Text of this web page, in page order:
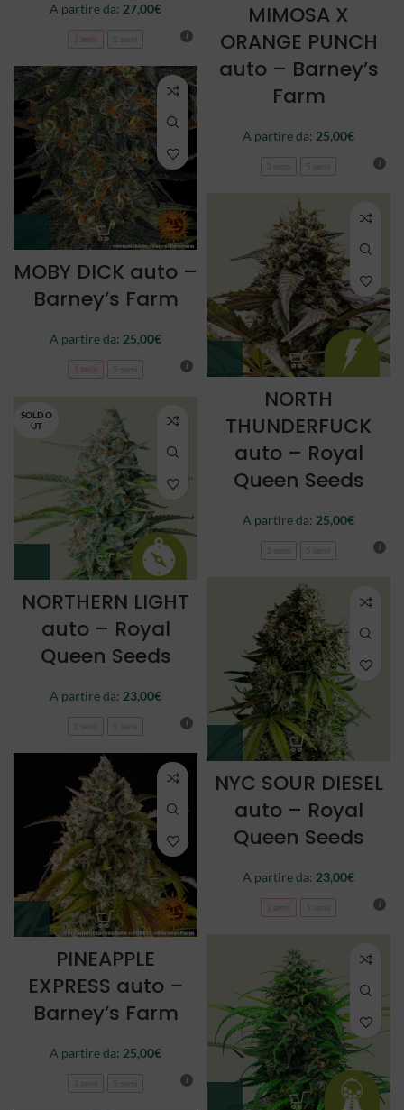
A partire da: 27,00€
3 semi
MIMOSA X
ORANGE PUNCH
auto – Barney’s
Farm
A partire da: 25,00€
MOBY DICK auto –
Barney’s Farm
A partire da: 25,00€
3 semi
NORTH
THUNDERFUCK
auto – Royal
Queen Seeds
A partire da: 25,00€
SOLD O
UT
NORTHERN LIGHT
auto – Royal
Queen Seeds
A partire da: 23,00€
NYC SOUR DIESEL
auto – Royal
Queen Seeds
A partire da: 23,00€
3 semi
PINEAPPLE
EXPRESS auto –
Barney’s Farm
A partire da: 25,00€